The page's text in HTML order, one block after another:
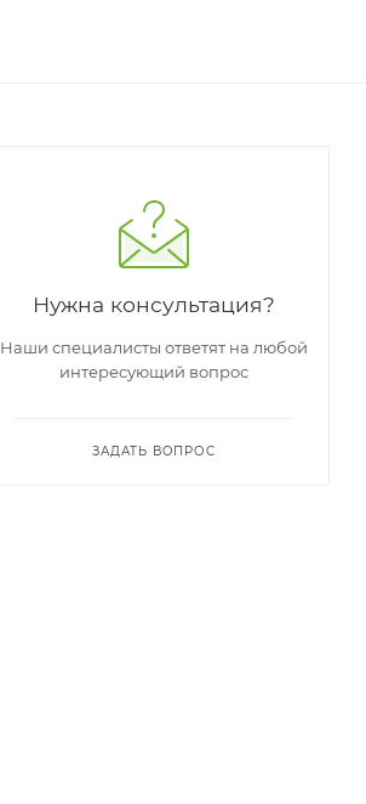
Нужна консультация?
Наши специалисты ответят на любой
интересующий вопрос
ЗАДАТЬ ВОПРОС